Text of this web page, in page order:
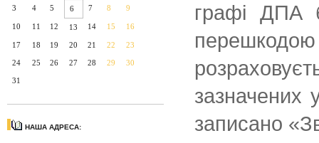
3 4 5 6 7 8 9
10 11 12 13 14 15 16
17 18 19 20 21 22 23
24 25 26 27 28 29 30
31
НАША АДРЕСА:
графі ДПА
зазначених
записано